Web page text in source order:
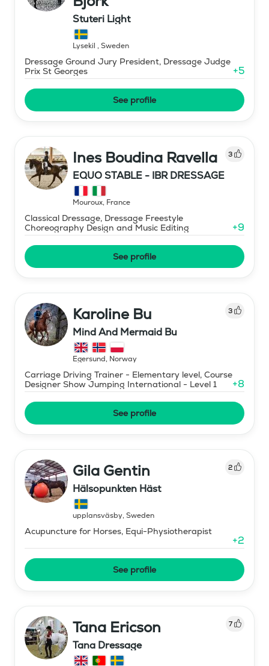
Stuteri Light
Lysekil , Sweden
Dressage Ground Jury President, Dressage Judge
Prix St Georges
+5
See profile
Ines Boudina Ravella 3
EQUO STABLE - IBR DRESSAGE
Mouroux, France
Classical Dressage, Dressage Freestyle
Choreography Design and Music Editing
+9
See profile
Karoline Bu 3
Mind And Mermaid Bu
Egersund, Norway
Carriage Driving Trainer - Elementary level, Course
Designer Show Jumping International - Level 1
+8
See profile
Gila Gentin 2
Hälsopunkten Häst
upplansväsby, Sweden
Acupuncture for Horses, Equi-Physiotherapist
+2
See profile
Tana Ericson 7
Tana Dressage